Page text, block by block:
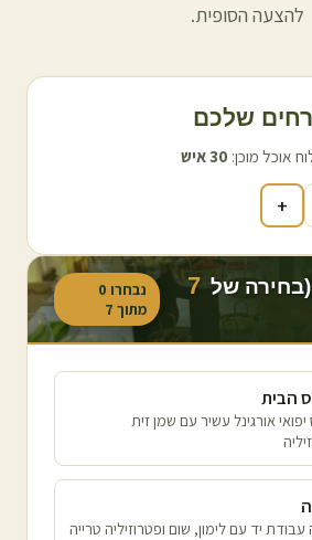
להצעה הסופית.
אוכל מוכן: 30איש
+
(בחירה של 7 נבחרו 0
מתוך 7
הבית
יפואי אורגינל עשיר עם שמן זית
עבודת יד עם לימון, שום ופטרוזיליה טרייה